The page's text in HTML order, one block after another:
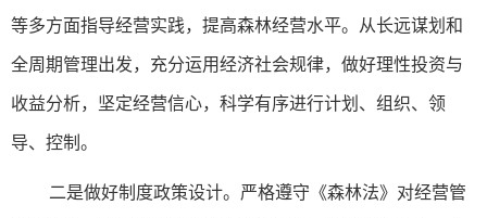
等多方面指导经营实践，提高森林经营水平。从长远谋划和
全周期管理出发，充分运用经济社会规律，做好理性投资与
收益分析，坚定经营信心，科学有序进行计划、组织、领
导、控制。
二是做好制度政策设计。严格遵守《森林法》对经营管